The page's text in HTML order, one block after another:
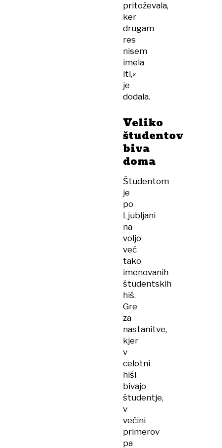
pritoževala,
ker
drugam
res
nisem
imela
iti,«
je
dodala.
Veliko
študentov
biva
doma
Študentom
je
po
Ljubljani
na
voljo
več
tako
imenovanih
študentskih
hiš.
Gre
za
nastanitve,
kjer
v
celotni
hiši
bivajo
študentje,
v
večini
primerov
pa